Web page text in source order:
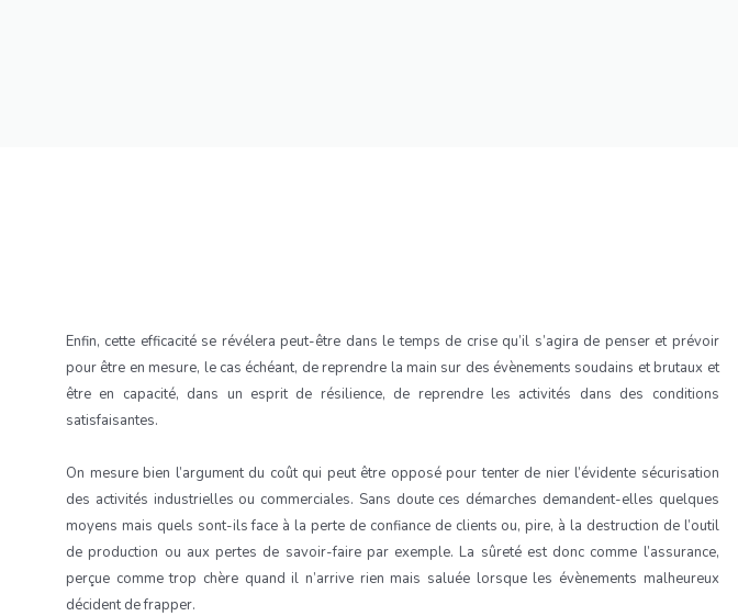
Enfin, cette efficacité se révélera peut-être dans le temps de crise qu’il s’agira de penser et prévoir
pour être en mesure, le cas échéant, de reprendre la main sur des évènements soudains et brutaux et
être en capacité, dans un esprit de résilience, de reprendre les activités dans des conditions
satisfaisantes.
On mesure bien l’argument du coût qui peut être opposé pour tenter de nier l’évidente sécurisation
des activités industrielles ou commerciales. Sans doute ces démarches demandent-elles quelques
moyens mais quels sont-ils face à la perte de confiance de clients ou, pire, à la destruction de l’outil
de production ou aux pertes de savoir-faire par exemple. La sûreté est donc comme l’assurance,
perçue comme trop chère quand il n’arrive rien mais saluée lorsque les évènements malheureux
décident de frapper.